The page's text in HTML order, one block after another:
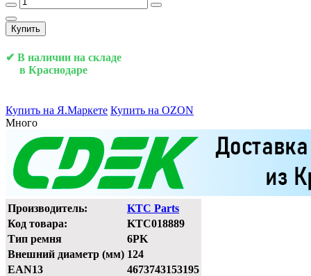
Купить
✔ В наличии на складе
в Краснодаре
Купить на Я.Маркете Купить на OZON
Много
Производитель:
KTC Parts
Код товара:
KTC018889
Тип ремня
6PK
Внешний диаметр (мм) 124
EAN13
4673743153195